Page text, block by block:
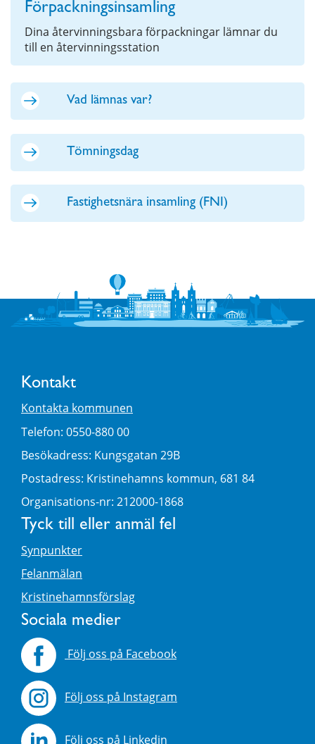
Förpackningsinsamling
Dina återvinningsbara förpackningar lämnar du
till en återvinningsstation
Vad lämnas var?
Tömningsdag
Fastighetsnära insamling (FNI)
Kontakt
Kontakta kommunen
Telefon: 0550-880 00
Besökadress: Kungsgatan 29B
Postadress: Kristinehamns kommun, 681 84
Organisations-nr: 212000-1868
Tyck till eller anmäl fel
Synpunkter
Felanmälan
Kristinehamnsförslag
Sociala medier
Följ oss på Facebook
Följ oss på Instagram
Följ oss på Linkedin